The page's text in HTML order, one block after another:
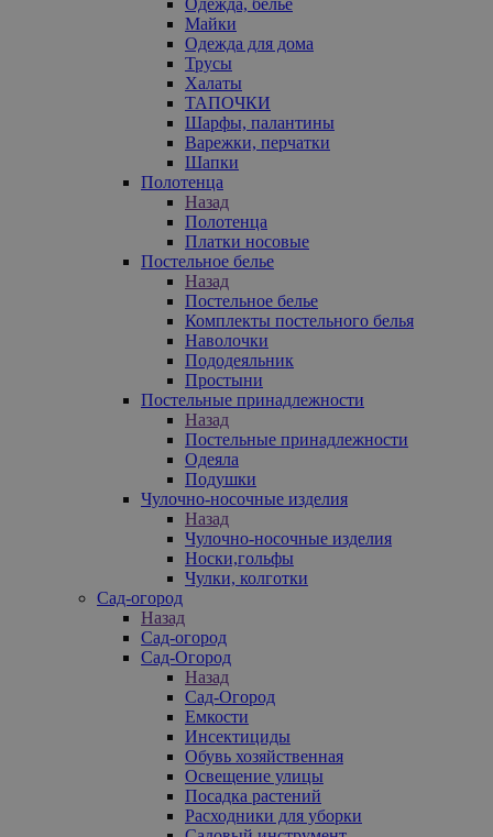
Майки
Одежда для дома
Трусы
Халаты
ТАПОЧКИ
Шарфы, палантины
Варежки, перчатки
Шапки
Полотенца
Назад
Полотенца
Платки носовые
Постельное белье
Назад
Постельное белье
Комплекты постельного белья
Наволочки
Пододеяльник
Простыни
Постельные принадлежности
Назад
Постельные принадлежности
Одеяла
Подушки
Чулочно-носочные изделия
Назад
Чулочно-носочные изделия
Носки,гольфы
Чулки, колготки
Сад-огород
Назад
Сад-огород
Сад-Огород
Назад
Сад-Огород
Емкости
Инсектициды
Обувь хозяйственная
Освещение улицы
Посадка растений
Расходники для уборки